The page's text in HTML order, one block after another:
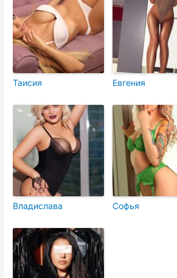
Таисия Евгения
Владислава Софья